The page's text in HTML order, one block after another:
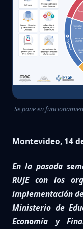
Se pone en
Montevideo, 14
En la pasada
RUJE con los
implementación
Ministerio de
Economía y